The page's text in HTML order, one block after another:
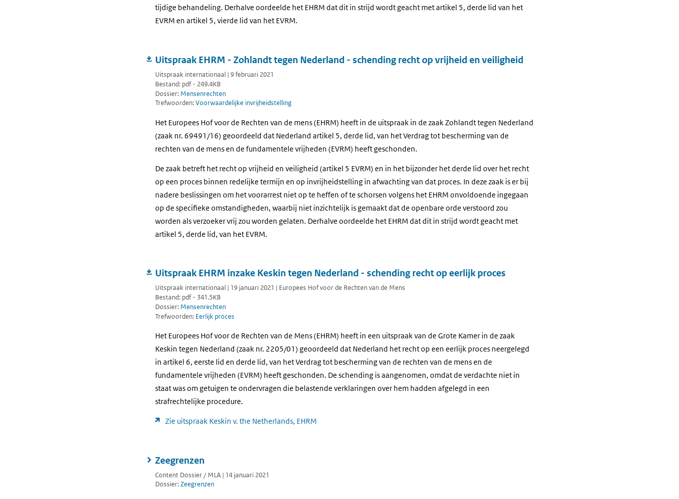
tijdige behandeling. Derhalve oordeelde het EHRM dat dit in strijd wordt geacht met artikel 5, derde lid van het
EVRM en artikel 5, vierde lid van het EVRM.
Uitspraak EHRM - Zohlandt tegen Nederland - schending recht op vrijheid en veiligheid
Uitspraak internationaal | 9 februari 2021
Bestand: pdf - 249.4KB
Dossier: Mensenrechten
Trefwoorden:Voorwaardelijke invrijheidstelling
Het Europees Hof voor de Rechten van de mens (EHRM) heeft in de uitspraak in de zaak Zohlandt tegen Nederland
(zaak nr. 69491/16) geoordeeld dat Nederland artikel 5, derde lid, van het Verdrag tot bescherming van de
rechten van de mens en de fundamentele vrijheden (EVRM) heeft geschonden.
De zaak betreft het recht op vrijheid en veiligheid (artikel 5 EVRM) en in het bijzonder het derde lid over het recht
op een proces binnen redelijke termijn en op invrijheidstelling in afwachting van dat proces. In deze zaak is er bij
nadere beslissingen om het voorarrest niet op te heffen of te schorsen volgens het EHRM onvoldoende ingegaan
op de specifieke omstandigheden, waarbij niet inzichtelijk is gemaakt dat de openbare orde verstoord zou
worden als verzoeker vrij zou worden gelaten. Derhalve oordeelde het EHRM dat dit in strijd wordt geacht met
artikel 5, derde lid, van het EVRM.
Uitspraak EHRM inzake Keskin tegen Nederland - schending recht op eerlijk proces
Uitspraak internationaal | 19 januari 2021 | Europees Hof voor de Rechten van de Mens
Bestand: pdf - 341.5KB
Dossier: Mensenrechten
Trefwoorden: Eerlijk proces
Het Europees Hof voor de Rechten van de Mens (EHRM) heeft in een uitspraak van de Grote Kamer in de zaak
Keskin tegen Nederland (zaak nr. 2205/01) geoordeeld dat Nederland het recht op een eerlijk proces neergelegd
in artikel 6, eerste lid en derde lid, van het Verdrag tot bescherming van de rechten van de mens en de
fundamentele vrijheden (EVRM) heeft geschonden. De schending is aangenomen, omdat de verdachte niet in
staat was om getuigen te ondervragen die belastende verklaringen over hem hadden afgelegd in een
strafrechtelijke procedure.
Zie uitspraak Keskin v. the Netherlands, EHRM
Zeegrenzen
Content Dossier / MLA | 14 januari 2021
Dossier:Zeegrenzen